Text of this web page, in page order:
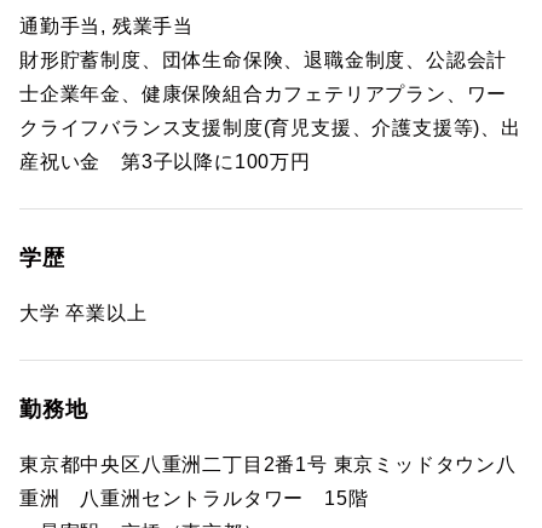
通勤手当, 残業手当
財形貯蓄制度、団体生命保険、退職金制度、公認会計
士企業年金、健康保険組合カフェテリアプラン、ワー
クライフバランス支援制度(育児支援、介護支援等)、出
産祝い金 第3子以降に100万円
学歴
大学 卒業以上
勤務地
東京都中央区八重洲二丁目2番1号 東京ミッドタウン八
重洲 八重洲セントラルタワー 15階